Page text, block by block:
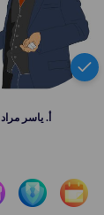
أ. ياسر مراد